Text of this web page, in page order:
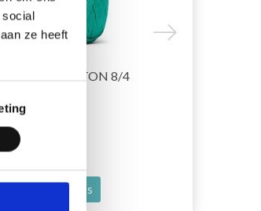
social
ze heeft
COTTON 8/4
toutes les options